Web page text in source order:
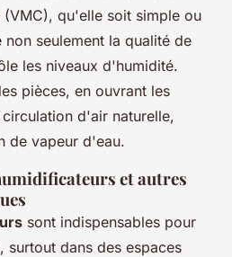
(VMC), qu'elle soit simple ou
seulement la qualité de
les niveaux d'humidité.
pièces, en ouvrant les
d'air naturelle,
de vapeur d'eau.
et autres
sont indispensables pour
surtout dans des espaces